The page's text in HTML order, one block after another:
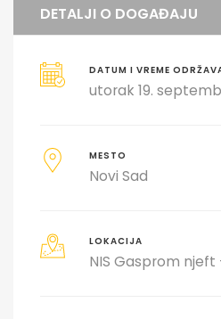
DETALJI O DOGAĐAJU
DATUM I VREME
utorak 19.
MESTO
Novi Sad
LOKACIJA
NIS Gasprom njeft